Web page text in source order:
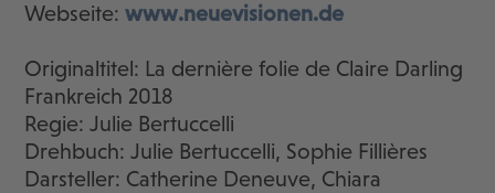
Webseite:www.neuevisionen.de
Originaltitel: La dernière folie de Claire Darling
Frankreich 2018
Regie: Julie Bertuccelli
Drehbuch: Julie Bertuccelli, Sophie Fillières
Darsteller: Catherine Deneuve, Chiara